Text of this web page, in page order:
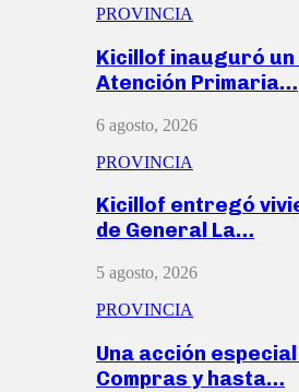
PROVINCIA
Kicillof inauguró un
Atención Primaria…
6 agosto, 2026
PROVINCIA
Kicillof entregó
de General La…
5 agosto, 2026
PROVINCIA
Una acción
Compras y hasta…